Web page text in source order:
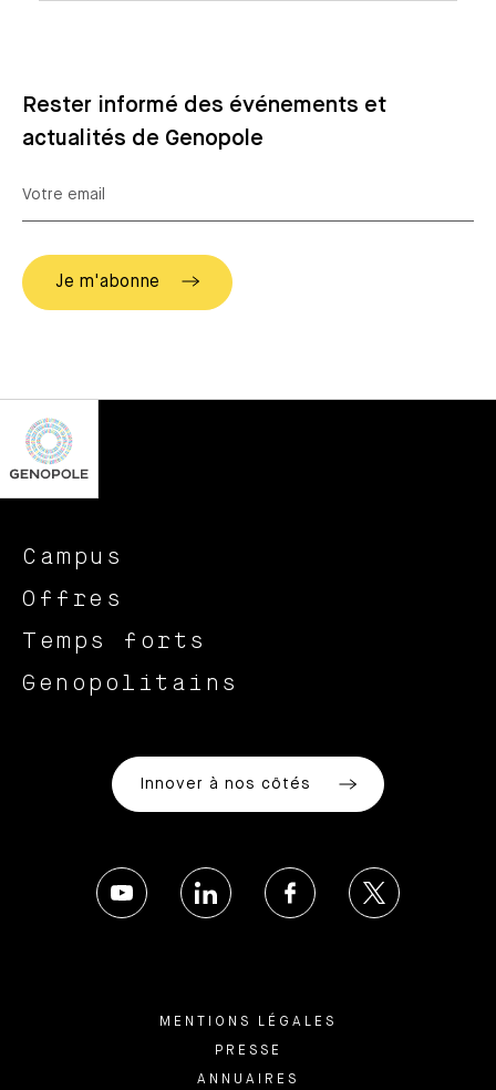
Rester informé des événements et
actualités de Genopole
Campus
Offres
Temps forts
Genopolitains
Innover à nos côtés
MENTIONS LÉGALES
PRESSE
ANNUAIRES